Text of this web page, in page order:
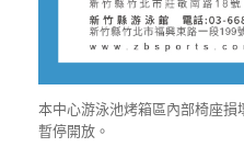
本中心游泳池烤箱區內部椅座
暫停開放。